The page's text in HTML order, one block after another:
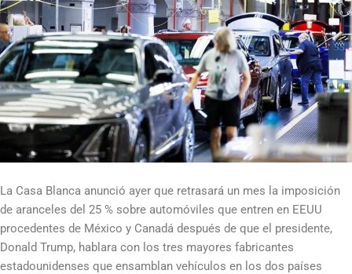
La Casa Blanca anunció ayer que retrasará un mes la imposición
de aranceles del 25 % sobre automóviles que entren en EEUU
procedentes de México y Canadá después de que el presidente,
Donald Trump, hablara con los tres mayores fabricantes
estadounidenses que ensamblan vehículos en los dos países